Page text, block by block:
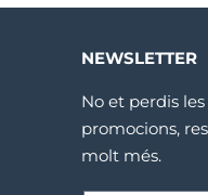
NEWSLETTER
No et perdis
promocions,
molt més.